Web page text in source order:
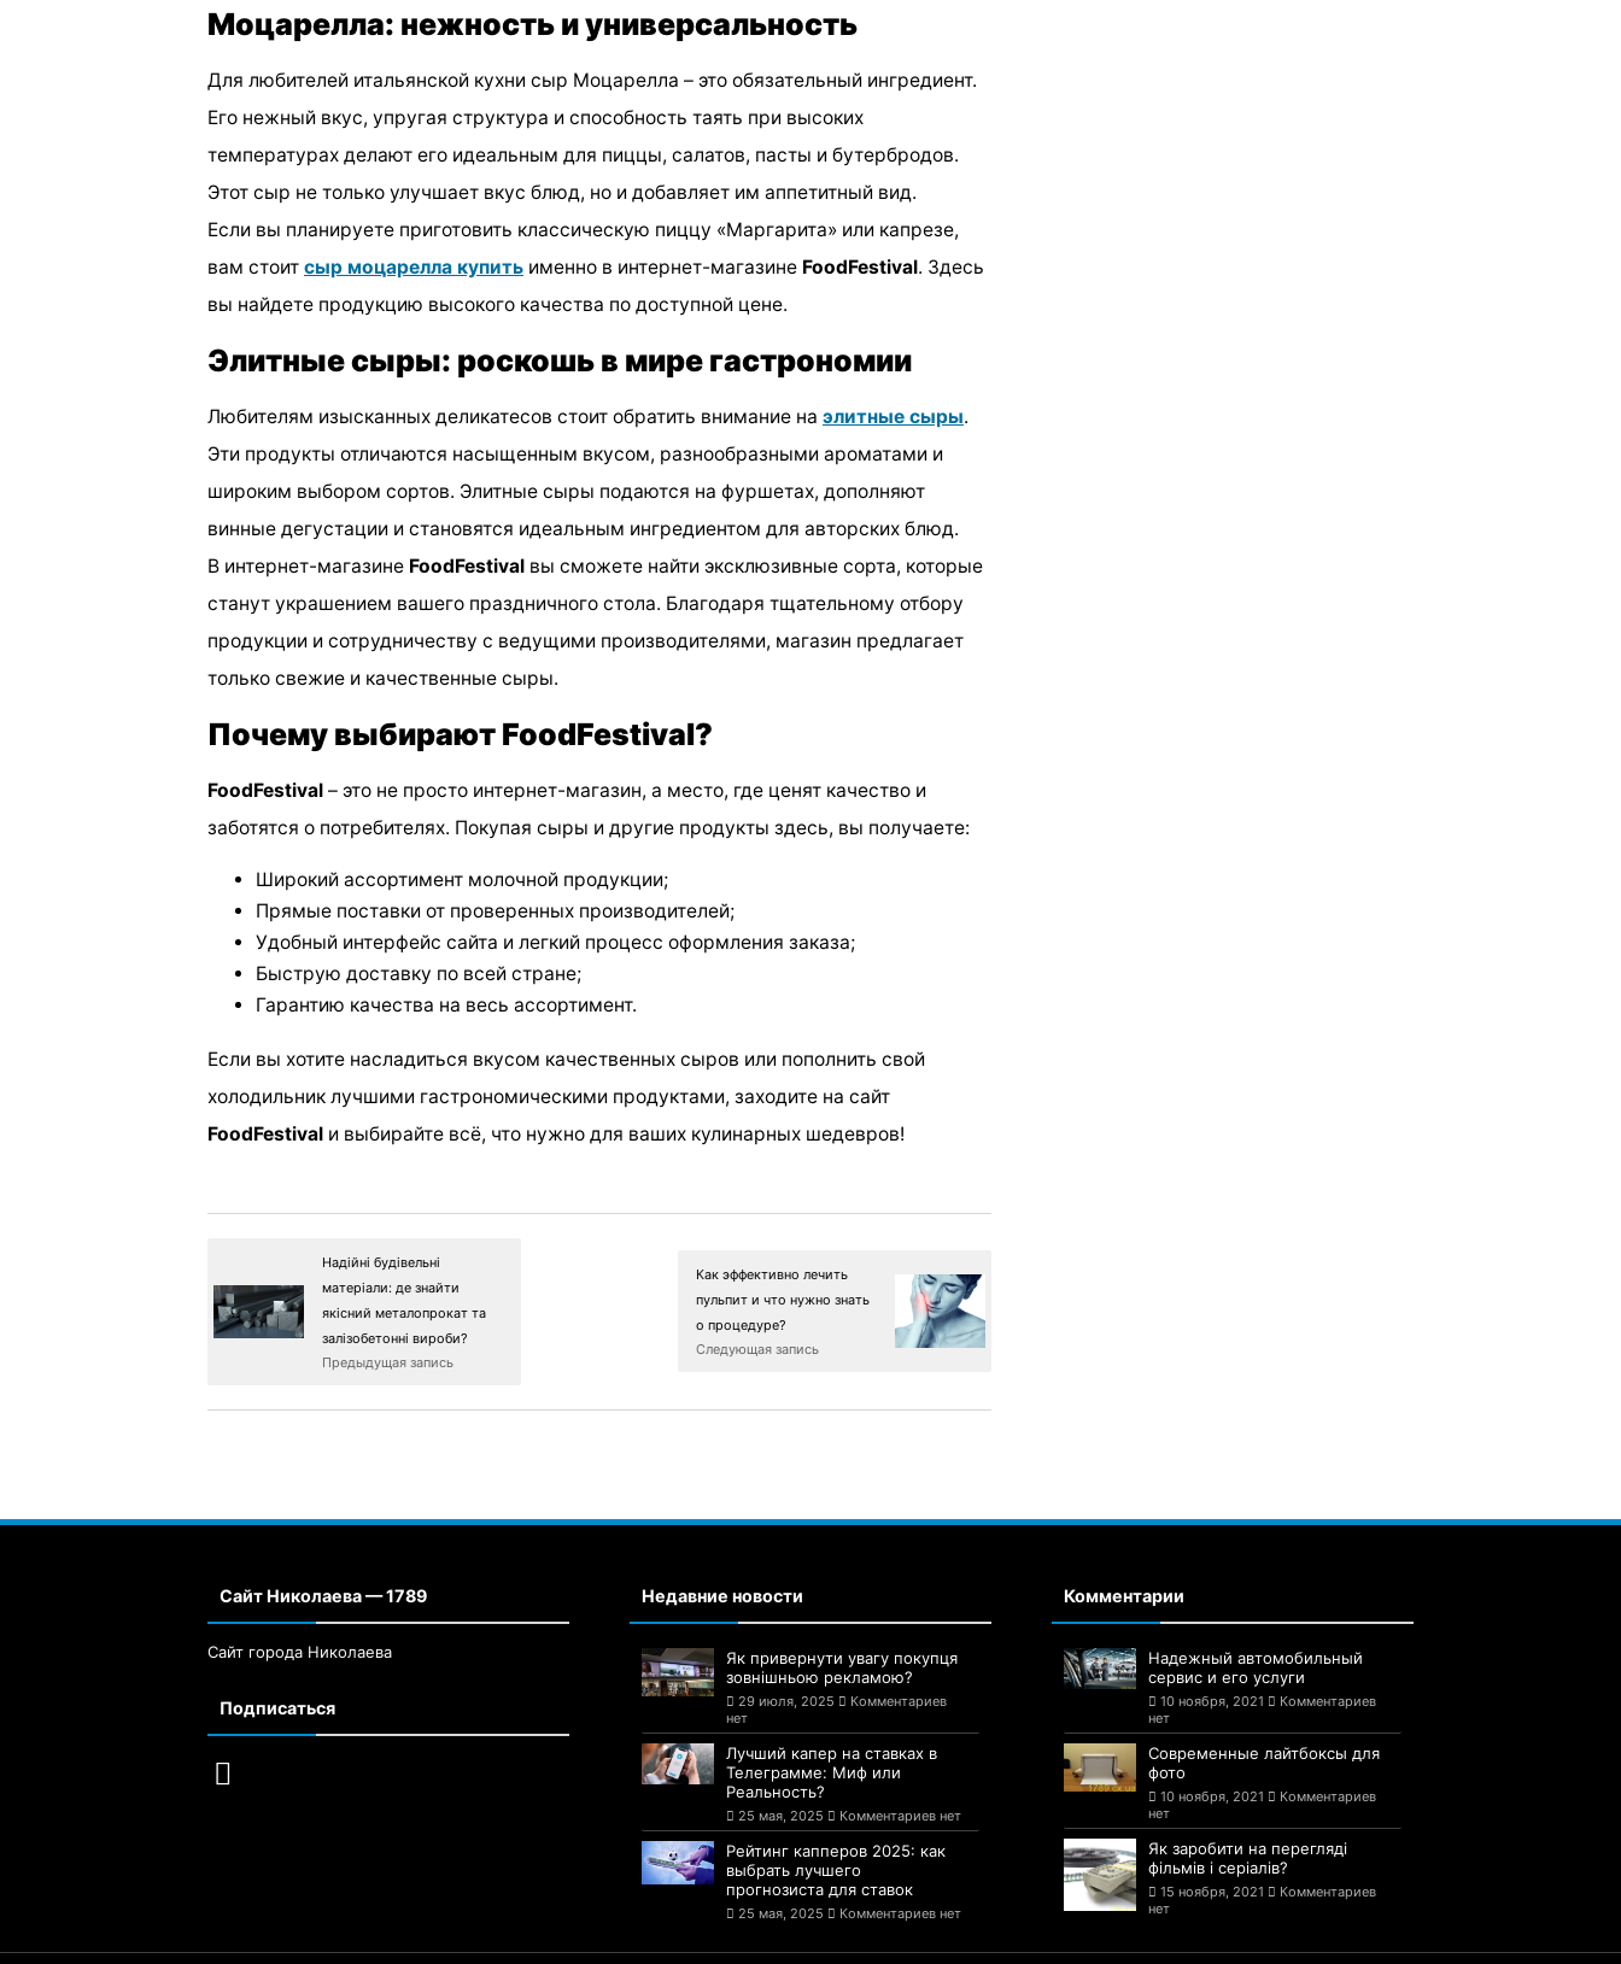
Моцарелла: нежность и универсальность
Для любителей итальянской кухни сыр Моцарелла – это обязательный ингредиент.
Его нежный вкус, упругая структура и способность таять при высоких
температурах делают его идеальным для пиццы, салатов, пасты и бутербродов.
Этот сыр не только улучшает вкус блюд, но и добавляет им аппетитный вид.
Если вы планируете приготовить классическую пиццу «Маргарита» или капрезе,
вам стоит сыр моцарелла купить именно в интернет-магазине FoodFestival. Здесь
вы найдете продукцию высокого качества по доступной цене.
Элитные сыры: роскошь в мире гастрономии
Любителям изысканных деликатесов стоит обратить внимание на элитные сыры.
Эти продукты отличаются насыщенным вкусом, разнообразными ароматами и
широким выбором сортов. Элитные сыры подаются на фуршетах, дополняют
винные дегустации и становятся идеальным ингредиентом для авторских блюд.
В интернет-магазине FoodFestival вы сможете найти эксклюзивные сорта, которые
станут украшением вашего праздничного стола. Благодаря тщательному отбору
продукции и сотрудничеству с ведущими производителями, магазин предлагает
только свежие и качественные сыры.
Почему выбирают FoodFestival?
FoodFestival – это не просто интернет-магазин, а место, где ценят качество и
заботятся о потребителях. Покупая сыры и другие продукты здесь, вы получаете:
Широкий ассортимент молочной продукции;
Прямые поставки от проверенных производителей;
Удобный интерфейс сайта и легкий процесс оформления заказа;
Быструю доставку по всей стране;
Гарантию качества на весь ассортимент.
Если вы хотите насладиться вкусом качественных сыров или пополнить свой
холодильник лучшими гастрономическими продуктами, заходите на сайт
FoodFestival и выбирайте всё, что нужно для ваших кулинарных шедевров!
Надійні будівельні
матеріали: де знайти
якісний металопрокат та
залізобетонні вироби?
Предыдущая запись
Как эффективно лечить
пульпит и что нужно знать
о процедуре?
Следующая запись
Сайт Николаева — 1789
Сайт города Николаева
Подписаться
Недавние новости
Як привернути увагу покупця
зовнішньою рекламою?
29 июля, 2025
Комментариев
нет
Лучший капер на ставках в
Телеграмме: Миф или
Реальность?
25 мая, 2025 Комментариев нет
Рейтинг капперов 2025: как
выбрать лучшего
прогнозиста для ставок
25 мая, 2025 Комментариев нет
Комментарии
Надежный автомобильный
сервис и его услуги
10 ноября, 2021
Комментариев
нет
Современные лайтбоксы для
фото
10 ноября, 2021
Комментариев
нет
Як заробити на перегляді
фільмів і серіалів?
15 ноября, 2021
Комментариев
нет